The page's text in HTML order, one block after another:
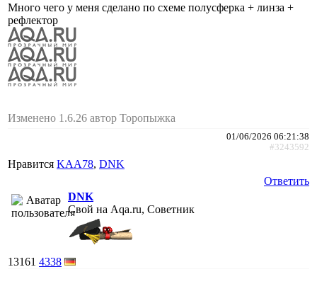
Много чего у меня сделано по схеме полусферка + линза +
рефлектор
Изменено 1.6.26 автор Торопыжка
01/06/2026 06:21:38
#3243592
Нравится KAA78, DNK
Ответить
DNK
Свой на Aqa.ru, Советник
13161 4338